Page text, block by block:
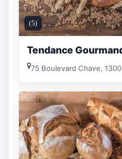
(5)
Tendance
75 Boulevard Chave,